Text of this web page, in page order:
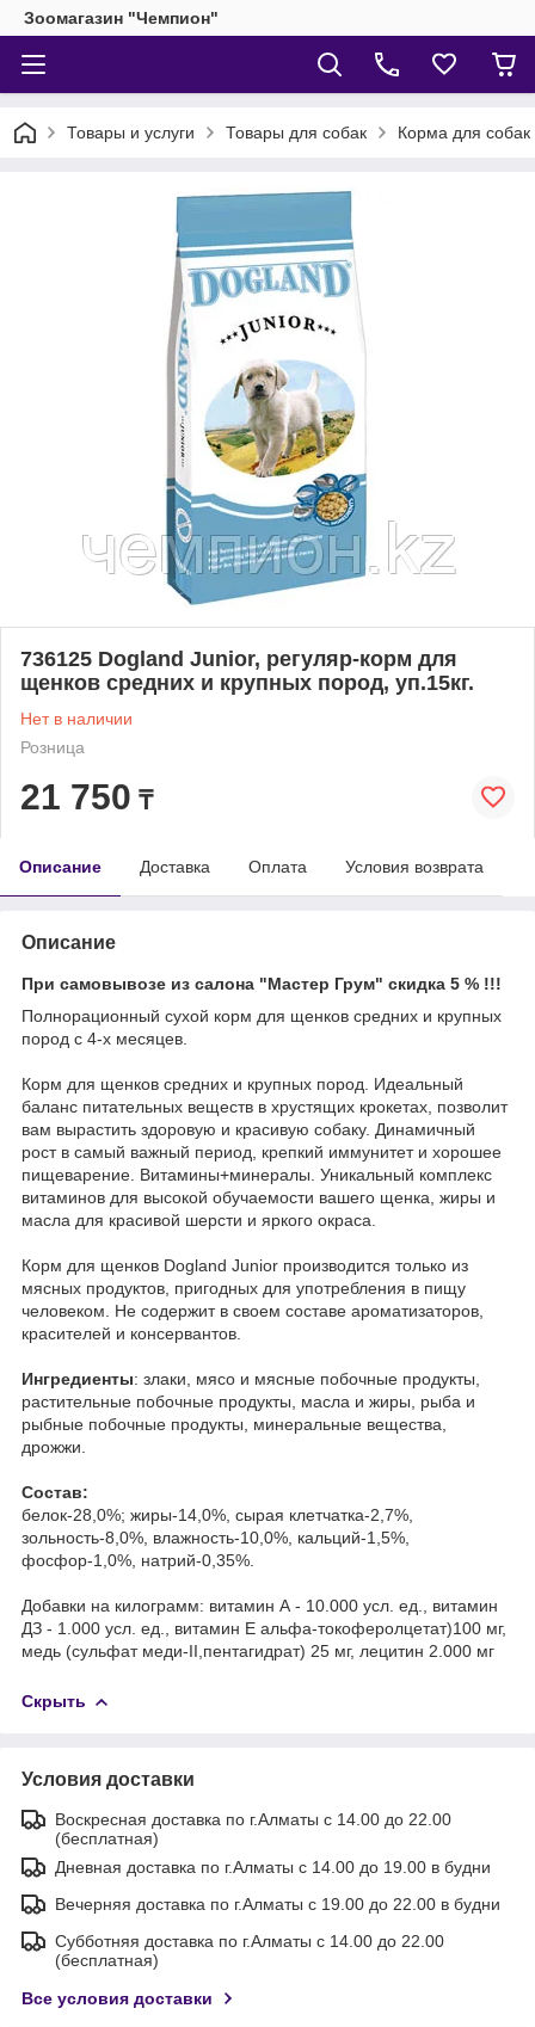
Зоомагазин "Чемпион"
Товары и услуги Товары для собак Корма для собак
736125 Dogland Junior, регуляр-корм для
щенков средних и крупных пород, уп.15кг.
Нет в наличии
Розница
21 750 ₸
Описание Доставка Оплата Условия возврата
Описание
При самовывозе из салона "Мастер Грум" скидка 5 % !!!
Полнорационный сухой корм для щенков средних и крупных
пород с 4-х месяцев.
Корм для щенков средних и крупных пород. Идеальный
баланс питательных веществ в хрустящих крокетах, позволит
вам вырастить здоровую и красивую собаку. Динамичный
рост в самый важный период, крепкий иммунитет и хорошее
пищеварение. Витамины+минералы. Уникальный комплекс
витаминов для высокой обучаемости вашего щенка, жиры и
масла для красивой шерсти и яркого окраса.
Корм для щенков Dogland Junior производится только из
мясных продуктов, пригодных для употребления в пищу
человеком. Не содержит в своем составе ароматизаторов,
красителей и консервантов.
Ингредиенты: злаки, мясо и мясные побочные продукты,
растительные побочные продукты, масла и жиры, рыба и
рыбные побочные продукты, минеральные вещества,
дрожжи.
Состав:
белок-28,0%; жиры-14,0%, сырая клетчатка-2,7%,
зольность-8,0%, влажность-10,0%, кальций-1,5%,
фосфор-1,0%, натрий-0,35%.
Добавки на килограмм: витамин А - 10.000 усл. ед., витамин
ДЗ - 1.000 усл. ед., витамин Е альфа-токоферолцетат)100 мг,
медь (сульфат меди-II,пентагидрат) 25 мг, лецитин 2.000 мг
Скрыть
Условия доставки
Воскресная доставка по г.Алматы с 14.00 до 22.00
(бесплатная)
Дневная доставка по г.Алматы с 14.00 до 19.00 в будни
Вечерняя доставка по г.Алматы с 19.00 до 22.00 в будни
Субботняя доставка по г.Алматы с 14.00 до 22.00
(бесплатная)
Все условия доставки